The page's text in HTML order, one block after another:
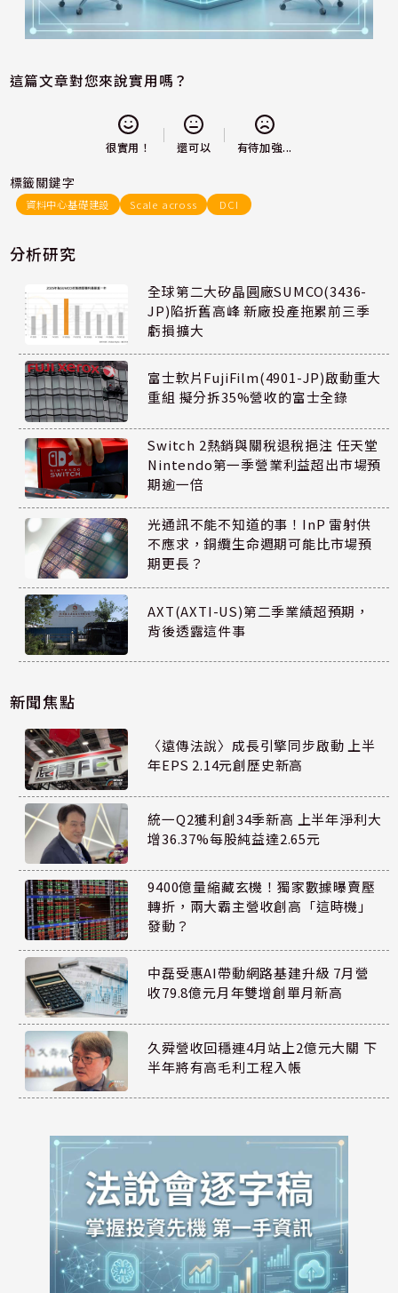
這篇文章對您來說實用嗎？
很實用！ 還可以 有待加強...
標籤關鍵字
資料中心基礎建設 Scale across DCI
分析研究
全球第二大矽晶圓廠SUMCO(3436-
JP)陷折舊高峰 新廠投產拖累前三季
虧損擴大
富士軟片FujiFilm(4901-JP)啟動重大
重組 擬分拆35%營收的富士全錄
Switch 2熱銷與關稅退稅挹注 任天堂
Nintendo第一季營業利益超出市場預
期逾一倍
光通訊不能不知道的事！InP 雷射供
不應求，銅纜生命週期可能比市場預
期更長？
AXT(AXTI-US)第二季業績超預期，
背後透露這件事
新聞焦點
〈遠傳法說〉成長引擎同步啟動 上半
年EPS 2.14元創歷史新高
統一Q2獲利創34季新高 上半年淨利大
增36.37%每股純益達2.65元
9400億量縮藏玄機！獨家數據曝賣壓
轉折，兩大霸主營收創高「這時機」
發動？
中磊受惠AI帶動網路基建升級 7月營
收79.8億元月年雙增創單月新高
久舜營收回穩連4月站上2億元大關 下
半年將有高毛利工程入帳